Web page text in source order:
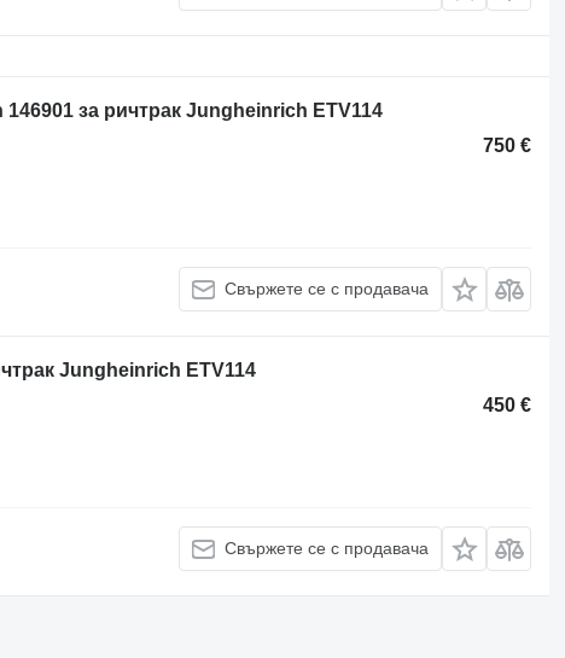
за ричтрак Jungheinrich ETV114
750 €
Свържете се с продавача
Jungheinrich ETV114
450 €
Свържете се с продавача